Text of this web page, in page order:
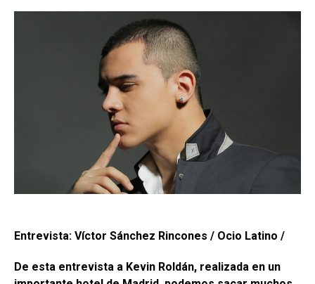
Entrevista: Víctor Sánchez Rincones / Ocio Latino /
De esta entrevista a Kevin Roldán, realizada en un